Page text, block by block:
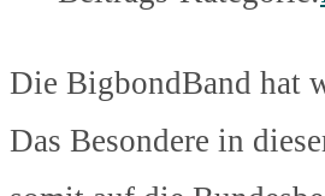
Die BigbondBand hat
Das Besondere in